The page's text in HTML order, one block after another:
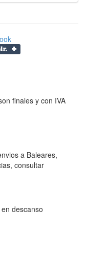
finales y con IVA
a Baleares,
consultar
descanso